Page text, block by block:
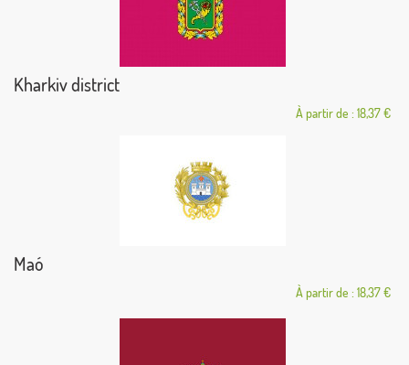
Kharkiv district
À partir de : 18,37 €
Maó
À partir de : 18,37 €